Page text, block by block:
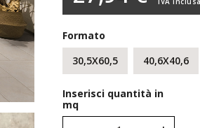
Formato
30,5X60,5
40,6X40,6
Inserisci quantità in
mq